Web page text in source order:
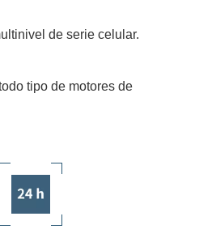
de serie celular.
tipo de motores de